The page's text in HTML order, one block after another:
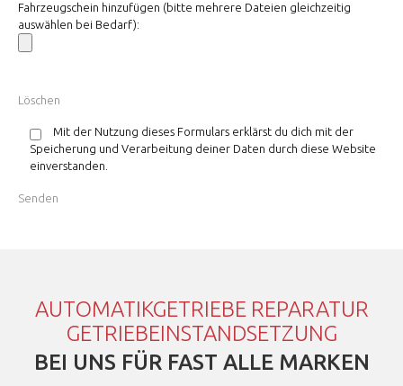
Fahrzeugschein hinzufügen (bitte mehrere Dateien gleichzeitig
auswählen bei Bedarf):
Mit der Nutzung dieses Formulars erklärst du dich mit der
Speicherung und Verarbeitung deiner Daten durch diese Website
einverstanden.
AUTOMATIKGETRIEBE REPARATUR
GETRIEBEINSTANDSETZUNG
BEI UNS FÜR FAST ALLE MARKEN